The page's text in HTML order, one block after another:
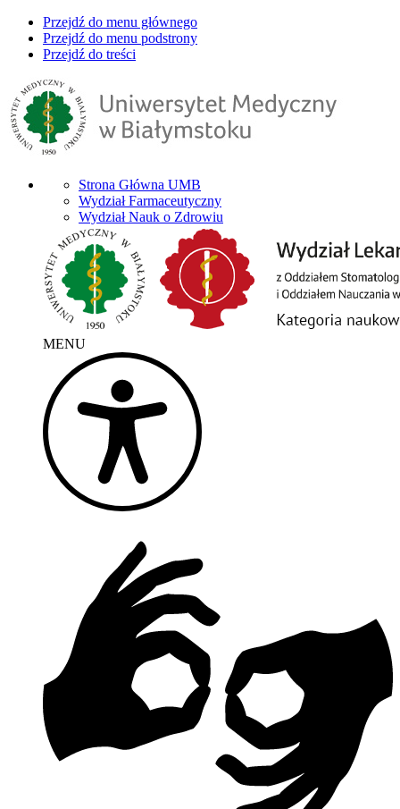
Przejdź do menu głównego
Przejdź do menu podstrony
Przejdź do treści
Strona Główna UMB
Wydział Farmaceutyczny
Wydział Nauk o Zdrowiu
MENU